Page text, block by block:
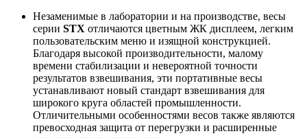
Незаменимые в лаборатории и на производстве, весы
серии STX отличаются цветным ЖК дисплеем, легким
пользовательским меню и изящной конструкцией.
Благодаря высокой производительности, малому
времени стабилизации и невероятной точности
результатов взвешивания, эти портативные весы
устанавливают новый стандарт взвешивания для
широкого круга областей промышленности.
Отличительными особенностями весов также являются
превосходная защита от перегрузки и расширенные